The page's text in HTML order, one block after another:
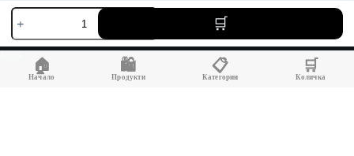
количество
за
Ваза
със
златна
топка
1111B S Governors Ave STE 40127
Dover, DE 19904
USA
🏠
Начало
🛍️
Продукти
📋
Категории
🛒
Количка